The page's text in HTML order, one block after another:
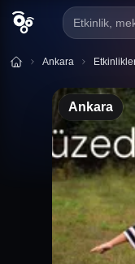
Etkinlik,
Ankara
Ankara